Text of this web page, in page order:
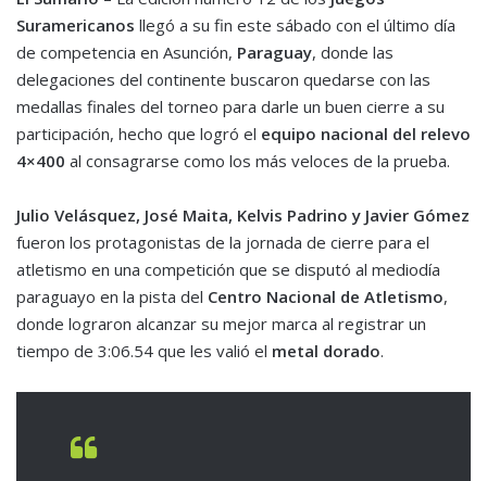
Suramericanos llegó a su fin este sábado con el último día
de competencia en Asunción, Paraguay, donde las
delegaciones del continente buscaron quedarse con las
medallas finales del torneo para darle un buen cierre a su
participación, hecho que logró el equipo nacional del relevo
4×400 al consagrarse como los más veloces de la prueba.
Julio Velásquez, José Maita, Kelvis Padrino y Javier Gómez
fueron los protagonistas de la jornada de cierre para el
atletismo en una competición que se disputó al mediodía
paraguayo en la pista del Centro Nacional de Atletismo,
donde lograron alcanzar su mejor marca al registrar un
tiempo de 3:06.54 que les valió el metal dorado.